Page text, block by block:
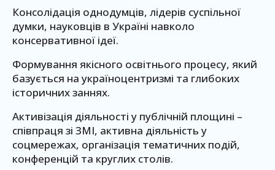
Консолідація однодумців, лідерів суспільної
думки, науковців в Україні навколо
консервативної ідеї.
Формування якісного освітнього процесу, який
базується на україноцентризмі та глибоких
історичних заннях.
Активізація діяльності у публічній площині –
співпраця зі ЗМІ, активна діяльність у
соцмережах, організація тематичних подій,
конференцій та круглих столів.